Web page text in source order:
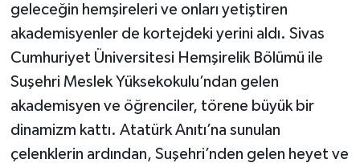
geleceğin hemşireleri ve onları yetiştiren
akademisyenler de kortejdeki yerini aldı. Sivas
Cumhuriyet Üniversitesi Hemşirelik Bölümü ile
Suşehri Meslek Yüksekokulu’ndan gelen
akademisyen ve öğrenciler, törene büyük bir
dinamizm kattı. Atatürk Anıtı’na sunulan
çelenklerin ardından, Suşehri’nden gelen heyet ve